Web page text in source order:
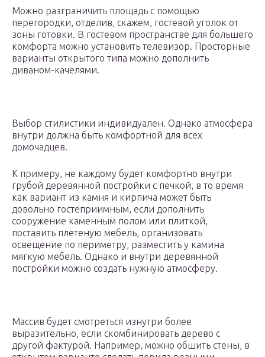
Можно разграничить площадь с помощью
перегородки, отделив, скажем, гостевой уголок от
зоны готовки. В гостевом пространстве для большего
комфорта можно установить телевизор. Просторные
варианты открытого типа можно дополнить
диваном-качелями.
Выбор стилистики индивидуален. Однако атмосфера
внутри должна быть комфортной для всех
домочадцев.
К примеру, не каждому будет комфортно внутри
грубой деревянной постройки с печкой, в то время
как вариант из камня и кирпича может быть
довольно гостеприимным, если дополнить
сооружение каменным полом или плиткой,
поставить плетеную мебель, организовать
освещение по периметру, разместить у камина
мягкую мебель. Однако и внутри деревянной
постройки можно создать нужную атмосферу.
Массив будет смотреться изнутри более
выразительно, если скомбинировать дерево с
другой фактурой. Например, можно обшить стены, в